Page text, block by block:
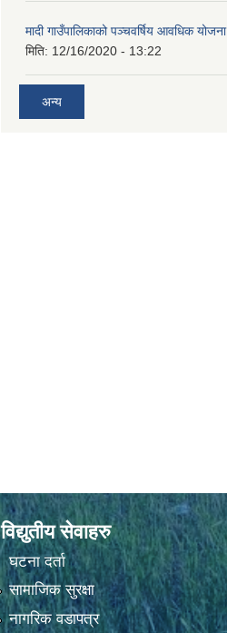
मादी गाउँपालिकाको पञ्चवर्षिय आवधिक योजना
मिति: 12/16/2020 - 13:22
अन्य
विद्युतीय सेवाहरु
घटना दर्ता
सामाजिक सुरक्षा
नागरिक वडापत्र